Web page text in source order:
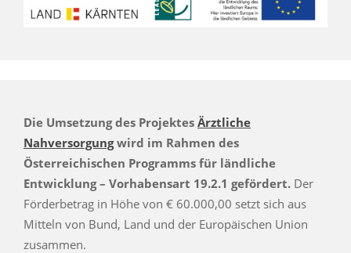
Die Umsetzung des Projektes Ärztliche
Nahversorgungwird im Rahmen des
Österreichischen Programms für ländliche
Entwicklung – Vorhabensart 19.2.1 gefördert. Der
Förderbetrag in Höhe von € 60.000,00 setzt sich aus
Mitteln von Bund, Land und der Europäischen Union
zusammen.